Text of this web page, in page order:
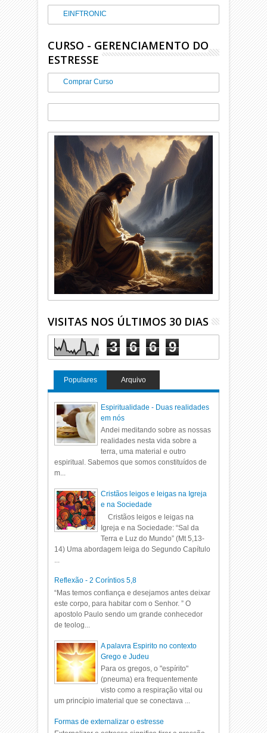
EINFTRONIC
CURSO - GERENCIAMENTO DO
ESTRESSE
Comprar Curso
VISITAS NOS ÚLTIMOS 30 DIAS
3 6 6 9
Populares Arquivo
Espiritualidade - Duas realidades
em nós
Andei meditando sobre as nossas
realidades nesta vida sobre a
terra, uma material e outro
espiritual. Sabemos que somos constituídos de
m...
Cristãos leigos e leigas na Igreja
e na Sociedade
Cristãos leigos e leigas na
Igreja e na Sociedade: “Sal da
Terra e Luz do Mundo” (Mt 5,13-
14) Uma abordagem leiga do Segundo Capítulo
Reflexão - 2 Coríntios 5,8
“Mas temos confiança e desejamos antes deixar
este corpo, para habitar com o Senhor. ” O
apostolo Paulo sendo um grande conhecedor
de teolog...
A palavra Espirito no contexto
Grego e Judeu
Para os gregos, o "espírito"
(pneuma) era frequentemente
visto como a respiração vital ou
um princípio imaterial que se conectava ...
Formas de externalizar o estresse